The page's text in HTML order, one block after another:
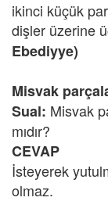
ikinci küçük
dişler üzerine
Ebediyye)
Misvak
Sual: Misvak
mıdır?
CEVAP
İsteyerek
olmaz.